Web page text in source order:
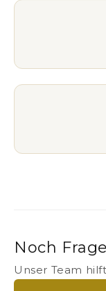
Noch
Unser Team